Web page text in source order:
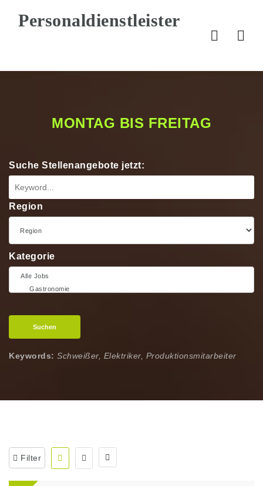
MONTAG BIS FREITAG
Suche Stellenangebote jetzt:
Region
Kategorie
Suchen
Keywords: Schweißer, Elektriker, Produktionsmitarbeiter
Filter